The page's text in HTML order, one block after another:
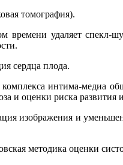
томография).
спекл-шумы и
сердца плода.
интима-медиа общей
и оценки риска развития
и уменьшение
методика оценки